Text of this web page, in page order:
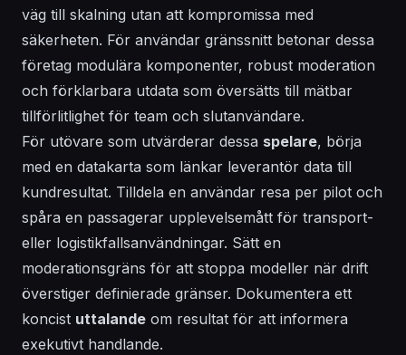
väg till skalning utan att kompromissa med
säkerheten. För användar gränssnitt betonar dessa
företag modulära komponenter, robust moderation
och förklarbara utdata som översätts till mätbar
tillförlitlighet för team och slutanvändare.
För utövare som utvärderar dessa spelare, börja
med en datakarta som länkar leverantör data till
kundresultat. Tilldela en användar resa per pilot och
spåra en passagerar upplevelsemått för transport-
eller logistikfallsanvändningar. Sätt en
moderationsgräns för att stoppa modeller när drift
överstiger definierade gränser. Dokumentera ett
koncist uttalande om resultat för att informera
exekutivt handlande.